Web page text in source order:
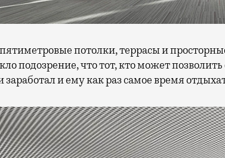
потолки, террасы и
подозрение, что тот, кто может
и ему как раз самое время